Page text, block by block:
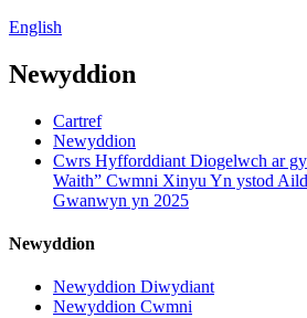
English
Newyddion
Cartref
Newyddion
Cwrs Hyfforddiant Diogelwch ar
Waith” Cwmni Xinyu Yn ystod
Gwanwyn yn 2025
Newyddion
Newyddion Diwydiant
Newyddion Cwmni